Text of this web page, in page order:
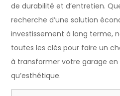
de durabilité et d’entretien.
recherche d’une solution
investissement à long terme,
toutes les clés pour faire un
à transformer votre garage
qu’esthétique.